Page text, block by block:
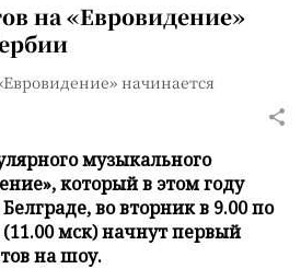
на «Евровидение»
начинается
музыкального
который в этом году
во вторник в 9.00 по
мск) начнут первый
на шоу.